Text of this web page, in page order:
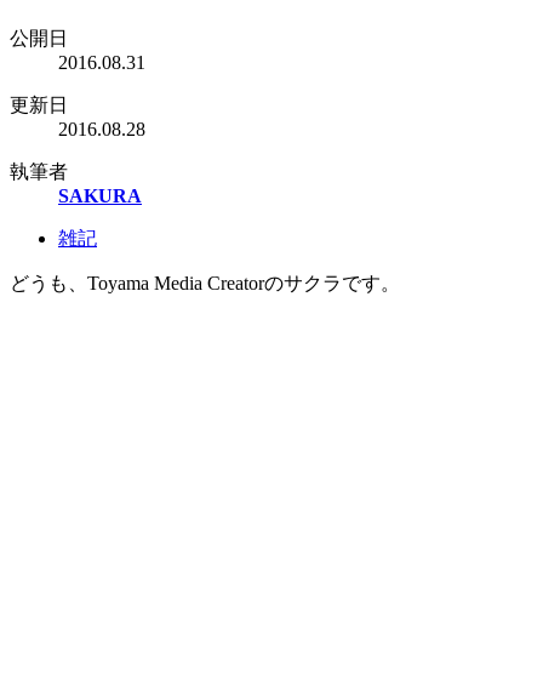
公開日
2016.08.31
更新日
2016.08.28
執筆者
SAKURA
雑記
どうも、Toyama Media Creatorのサクラです。